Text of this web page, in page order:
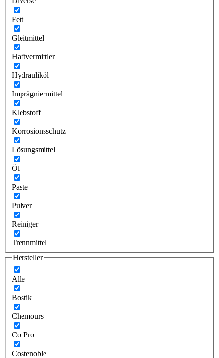
Fett
Gleitmittel
Haftvermittler
Hydrauliköl
Imprägniermittel
Klebstoff
Korrosionsschutz
Lösungsmittel
Öl
Paste
Pulver
Reiniger
Trennmittel
Hersteller
Alle
Bostik
Chemours
CorPro
Costenoble